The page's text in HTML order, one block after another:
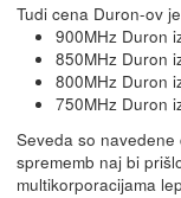
Tudi cena Duron-ov
900MHz Duron
850MHz Duron
800MHz Duron
750MHz Duron
Seveda so
sprememb naj bi
multikorporacijama